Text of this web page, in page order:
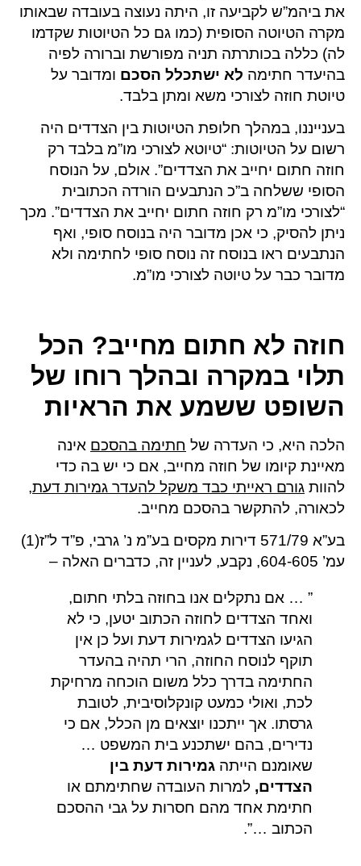
את ביהמ”ש לקביעה זו, היתה נעוצה בעובדה שבאותו
מקרה הטיוטה הסופית (כמו גם כל הטיוטות שקדמו
לה) כללה בכותרתה תניה מפורשת וברורה לפיה
בהיעדר חתימה לא ישתכלל הסכם ומדובר על
טיוטת חוזה לצורכי משא ומתן בלבד.
בענייננו, במהלך חלופת הטיוטות בין הצדדים היה
רשום על הטיוטות: “טיוטא לצורכי מו”מ בלבד רק
חוזה חתום יחייב את הצדדים”. אולם, על הנוסח
הסופי ששלחה ב”כ הנתבעים הורדה הכתובית
“לצורכי מו”מ רק חוזה חתום יחייב את הצדדים”. מכך
ניתן להסיק, כי אכן מדובר היה בנוסח סופי, ואף
הנתבעים ראו בנוסח זה נוסח סופי לחתימה ולא
מדובר כבר על טיוטה לצורכי מו”מ.
חוזה לא חתום מחייב? הכל
תלוי במקרה ובהלך רוחו של
השופט ששמע את הראיות
הלכה היא, כי העדרה של חתימה בהסכם אינה
מאיינת קיומו של חוזה מחייב, אם כי יש בה כדי
להוות גורם ראייתי כבד משקל להעדר גמירות דעת,
לכאורה, להתקשר בהסכם מחייב.
בע”א 571/79 דירות מקסים בע”מ נ’ גרבי, פ”ד ל”ז(1)
עמ’ 604-605, נקבע, לעניין זה, כדברים האלה –
” … אם נתקלים אנו בחוזה בלתי חתום,
ואחד הצדדים לחוזה הכתוב יטען, כי לא
הגיעו הצדדים לגמירות דעת ועל כן אין
תוקף לנוסח החוזה, הרי תהיה בהעדר
החתימה בדרך כלל משום הוכחה מרחיקת
לכת, ואולי כמעט קונקלוסיבית, לטובת
גרסתו. אך ייתכנו יוצאים מן הכלל, אם כי
נדירים, בהם ישתכנע בית המשפט …
שאומנם הייתה גמירות דעת בין
הצדדים, למרות העובדה שחתימתם או
חתימת אחד מהם חסרות על גבי ההסכם
הכתוב …”.